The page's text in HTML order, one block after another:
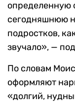
определенную
сегодняшнюю
подростков,
звучало», —
По словам
оформляют
«долгий,